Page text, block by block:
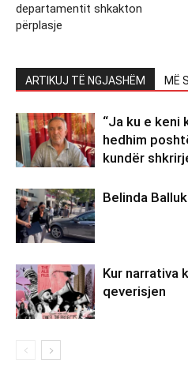
departamentit shkakton
përplasje
ARTIKUJ TË NGJASHËM MË
“Ja ku e keni
hedhim
kundër
Belinda
Kur narrativa
qeverisjen